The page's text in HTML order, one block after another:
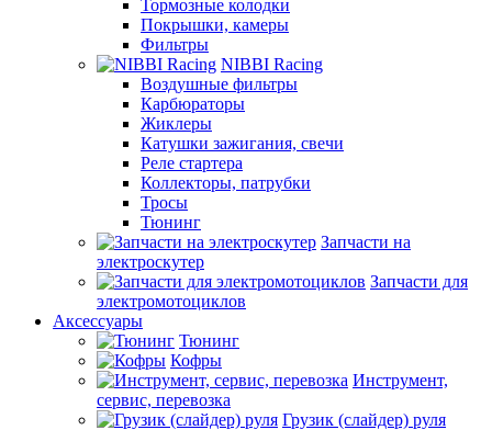
Тормозные колодки
Покрышки, камеры
Фильтры
NIBBI Racing
Воздушные фильтры
Карбюраторы
Жиклеры
Катушки зажигания, свечи
Реле стартера
Коллекторы, патрубки
Тросы
Тюнинг
Запчасти на
электроскутер
Запчасти для
электромотоциклов
Аксессуары
Тюнинг
Кофры
Инструмент,
сервис, перевозка
Грузик (слайдер) руля